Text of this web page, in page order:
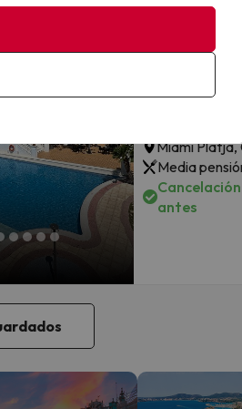
¿Buscas
verano?
destino
Hotel
Miami
Media
antes